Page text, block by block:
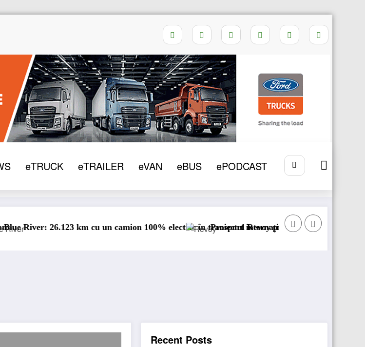
eTRUCK eTRAILER eVAN eBUS ePODCAST
Home SMET
km cu un camion 100% electric în transport internațional
Proiectul Revoy prinde contur Sailun își extinde
Recent Posts